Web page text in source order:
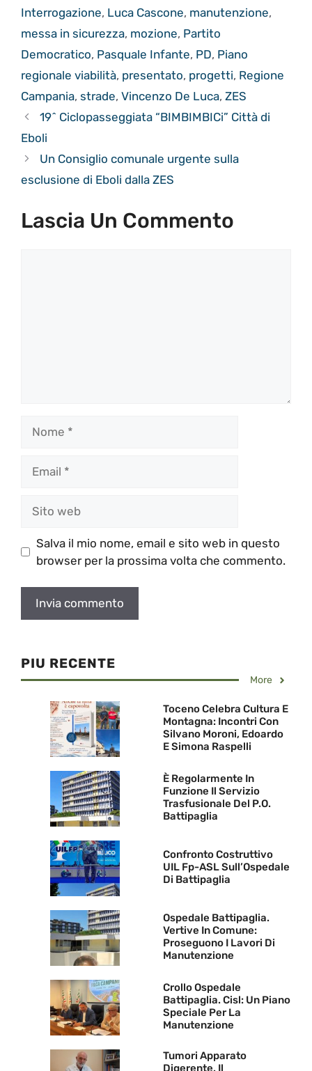
Interrogazione, Luca Cascone, manutenzione,
messa in sicurezza, mozione, Partito
Democratico, Pasquale Infante, PD, Piano
regionale viabilità, presentato, progetti, Regione
Campania, strade, Vincenzo De Luca, ZES
19^ Ciclopasseggiata “BIMBIMBICi” Città di
Eboli
Un Consiglio comunale urgente sulla
esclusione di Eboli dalla ZES
Lascia Un Commento
web
Salva il mio nome, email e sito web in questo
browser per la prossima volta che commento.
PIU RECENTE
More
Toceno Celebra Cultura E
Montagna: Incontri Con
Silvano Moroni, Edoardo
E Simona Raspelli
È Regolarmente In
Funzione Il Servizio
Trasfusionale Del P.O.
Battipaglia
Confronto Costruttivo
UIL Fp-ASL Sull’Ospedale
Di Battipaglia
Ospedale Battipaglia.
Vertive In Comune:
Proseguono I Lavori Di
Manutenzione
Crollo Ospedale
Battipaglia. Cisl: Un Piano
Speciale Per La
Manutenzione
Tumori Apparato
Digerente. Il